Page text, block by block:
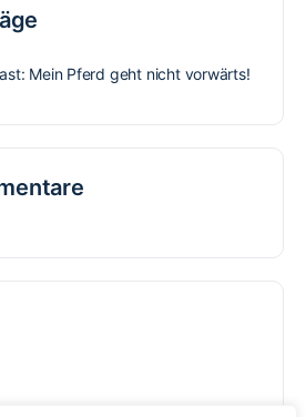
Mein Pferd geht nicht vorwärts!